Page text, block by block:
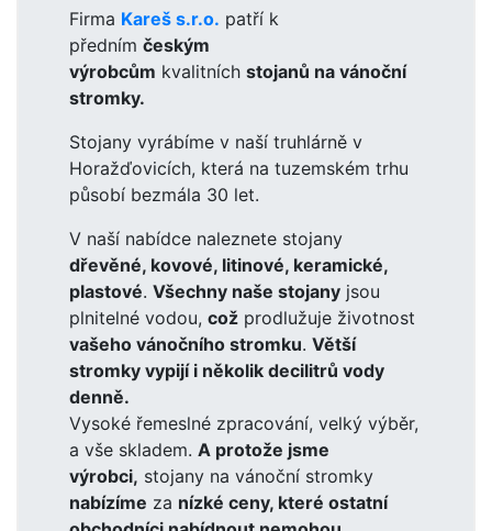
Firma Kareš s.r.o. patří k
předním českým
výrobcům kvalitních stojanů na vánoční
stromky.
Stojany vyrábíme v naší truhlárně v
Horažďovicích, která na tuzemském trhu
působí bezmála 30 let.
V naší nabídce naleznete stojany
dřevěné, kovové, litinové, keramické,
plastové. Všechny naše stojany jsou
plnitelné vodou, což prodlužuje životnost
vašeho vánočního stromku. Větší
stromky vypijí i několik decilitrů vody
denně.
Vysoké řemeslné zpracování, velký výběr,
a vše skladem. A protože jsme
výrobci, stojany na vánoční stromky
nabízíme za nízké ceny, které ostatní